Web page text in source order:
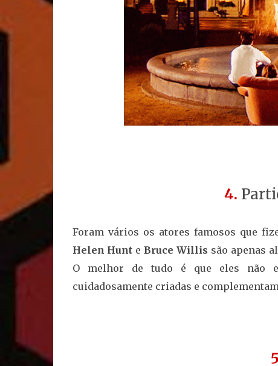
4.
Foram vários os atores famosos que
Helen Hunt eBruce Willis são apenas
O melhor de tudo é que eles não
cuidadosamente criadas e